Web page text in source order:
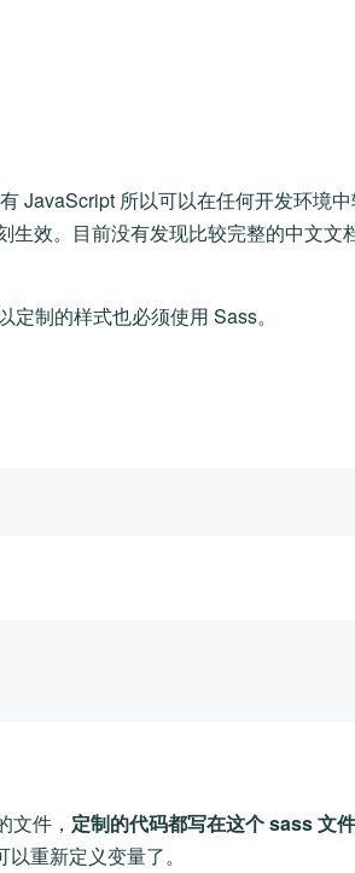
JavaScript 所以可以在任何开发环境
效。目前没有发现比较完整的中文文
制的样式也必须使用 Sass。
文件， 定制的代码都写在这个 sass 文
重新定义变量了。